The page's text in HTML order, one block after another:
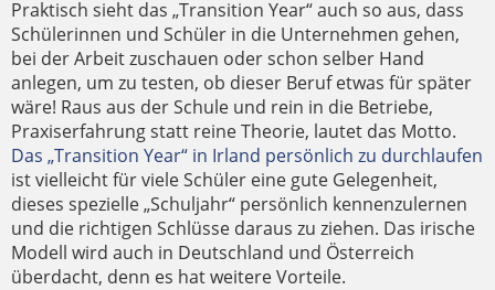
Praktisch sieht das „Transition Year“ auch so aus, dass
Schülerinnen und Schüler in die Unternehmen gehen,
bei der Arbeit zuschauen oder schon selber Hand
anlegen, um zu testen, ob dieser Beruf etwas für später
wäre! Raus aus der Schule und rein in die Betriebe,
Praxiserfahrung statt reine Theorie, lautet das Motto.
Das „Transition Year“ in Irland persönlich zu durchlaufen
ist vielleicht für viele Schüler eine gute Gelegenheit,
dieses spezielle „Schuljahr“ persönlich kennenzulernen
und die richtigen Schlüsse daraus zu ziehen. Das irische
Modell wird auch in Deutschland und Österreich
überdacht, denn es hat weitere Vorteile.